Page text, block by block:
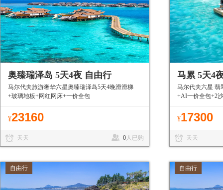
采摘
飞行
奥臻瑞泽岛 5天4夜 自由行
马尔代夫旅游奢华六星奥臻瑞泽岛5天4晚滑滑梯
+玻璃地板+网红网床+一价全包
¥23160
天天 0人已购
马累 5天4
马尔代夫六星 翡
+AI一价全包+2
¥17300
天天
自由行 自由行